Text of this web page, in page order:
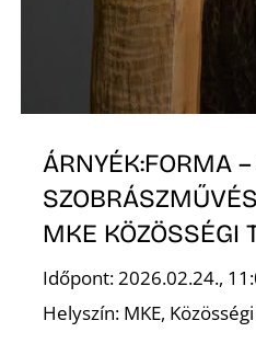
ÁRNYÉK:FORMA
MKE KÖZÖSSÉGI
Időpont: 2026.02.24.,
Helyszín: MKE,